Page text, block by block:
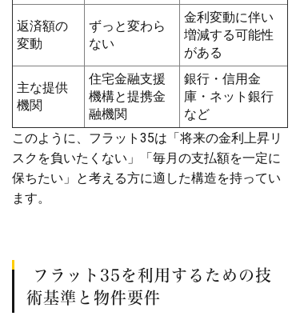
返済額の
変動
ずっと変わら
ない
金利変動に伴い
増減する可能性
がある
主な提供
機関
住宅金融支援
機構と提携金
融機関
銀行・信用金
庫・ネット銀行
など
このように、フラット35は「将来の金利上昇リ
スクを負いたくない」「毎月の支払額を一定に
保ちたい」と考える方に適した構造を持ってい
ます。
フラット35を利用するための技
術基準と物件要件